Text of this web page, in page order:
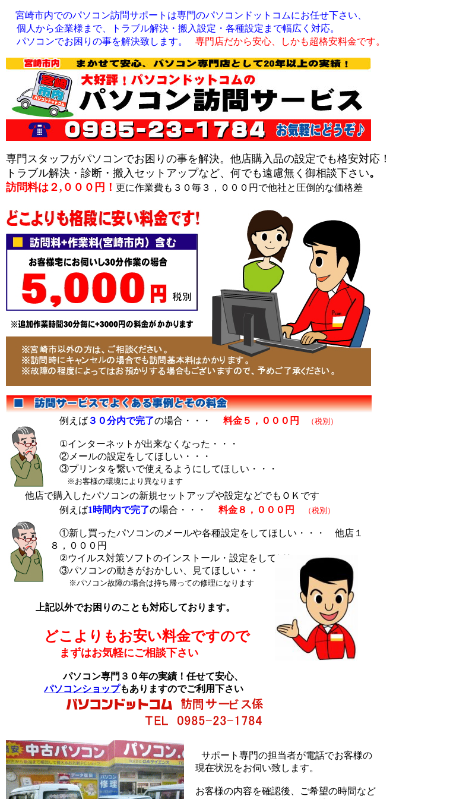
宮崎市内でのパソコン訪問サポートは専門のパソコンドットコムにお任せ下さい、
個人から企業様まで、トラブル解決・搬入設定・各種設定まで幅広く対応。
パソコンでお困りの事を解決致します。
専門店だから安心、しかも超格安料金です。
専門スタッフがパソコンでお困りの事を解決。他店購入品の設定でも格安対応！
トラブル解決・診断・搬入セットアップなど、何でも遠慮無く御相談下さい。
訪問料は２,０００円！ 更に作業費も３０毎３，０００円で他社と圧倒的な価格差
例えば ３０分内で完了の場合・・・ 料金５，０００円 （税別）
①インターネットが出来なくなった・・・
②メールの設定をしてほしい・・・
③プリンタを繋いで使えるようにしてほしい・・・
※お客様の環境により異なります
他店で購入したパソコンの新規セットアップや設定などでもＯＫです
例えば1時間内で完了の場合・・・ 料金８，０００円 （税別）
①新し買ったパソコンのメールや各種設定をしてほしい・・・ 他店１
８，０００円
②ウイルス対策ソフトのインストール・設定をしてほしい・・・
③パソコンの動きがおかしい、見てほしい・・
※パソコン故障の場合は持ち帰っての修理になります
上記以外でお困りのことも対応しております。
どこよりもお安い料金ですので
まずはお気軽にご相談下さい
パソコン専門３０年の実績！任せて安心、
パソコンショップもありますのでご利用下さい
サポート専門の担当者が電話でお客様の
現在状況をお伺い致します。
お客様の内容を確認後、ご希望の時間など